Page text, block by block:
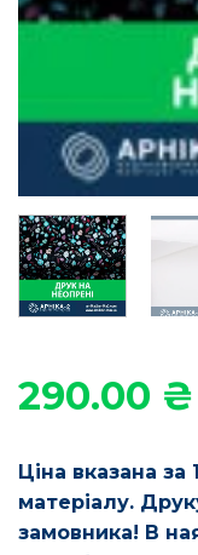
290.00 ₴
Ціна вказана за
матеріалу.
замовника! В